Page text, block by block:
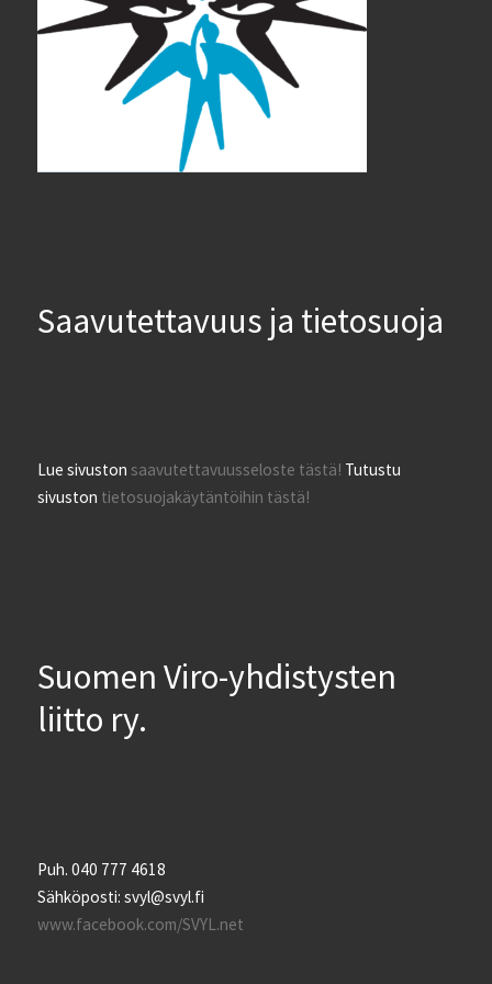
Saavutettavuus ja tietosuoja
Lue sivustonsaavutettavuusseloste tästä! Tutustu
sivuston tietosuojakäytäntöihin tästä!
Suomen Viro-yhdistysten
liitto ry.
Puh. 040 777 4618
Sähköposti: svyl@svyl.fi
www.facebook.com/SVYL.net